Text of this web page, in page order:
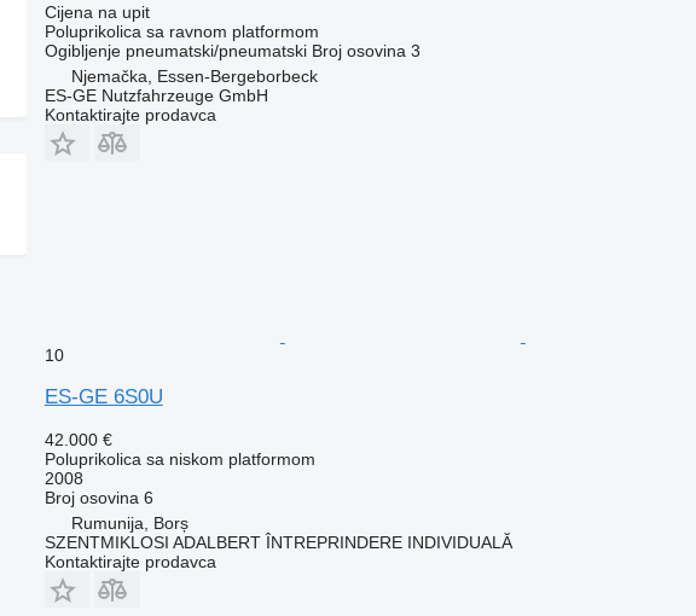
Cijena na upit
Poluprikolica sa ravnom platformom
Ogibljenje pneumatski/pneumatski Broj osovina 3
Njemačka, Essen-Bergeborbeck
ES-GE Nutzfahrzeuge GmbH
Kontaktirajte prodavca
10
ES-GE 6S0U
42.000 €
Poluprikolica sa niskom platformom
2008
Broj osovina 6
Rumunija, Borș
SZENTMIKLOSI ADALBERT ÎNTREPRINDERE INDIVIDUALĂ
Kontaktirajte prodavca